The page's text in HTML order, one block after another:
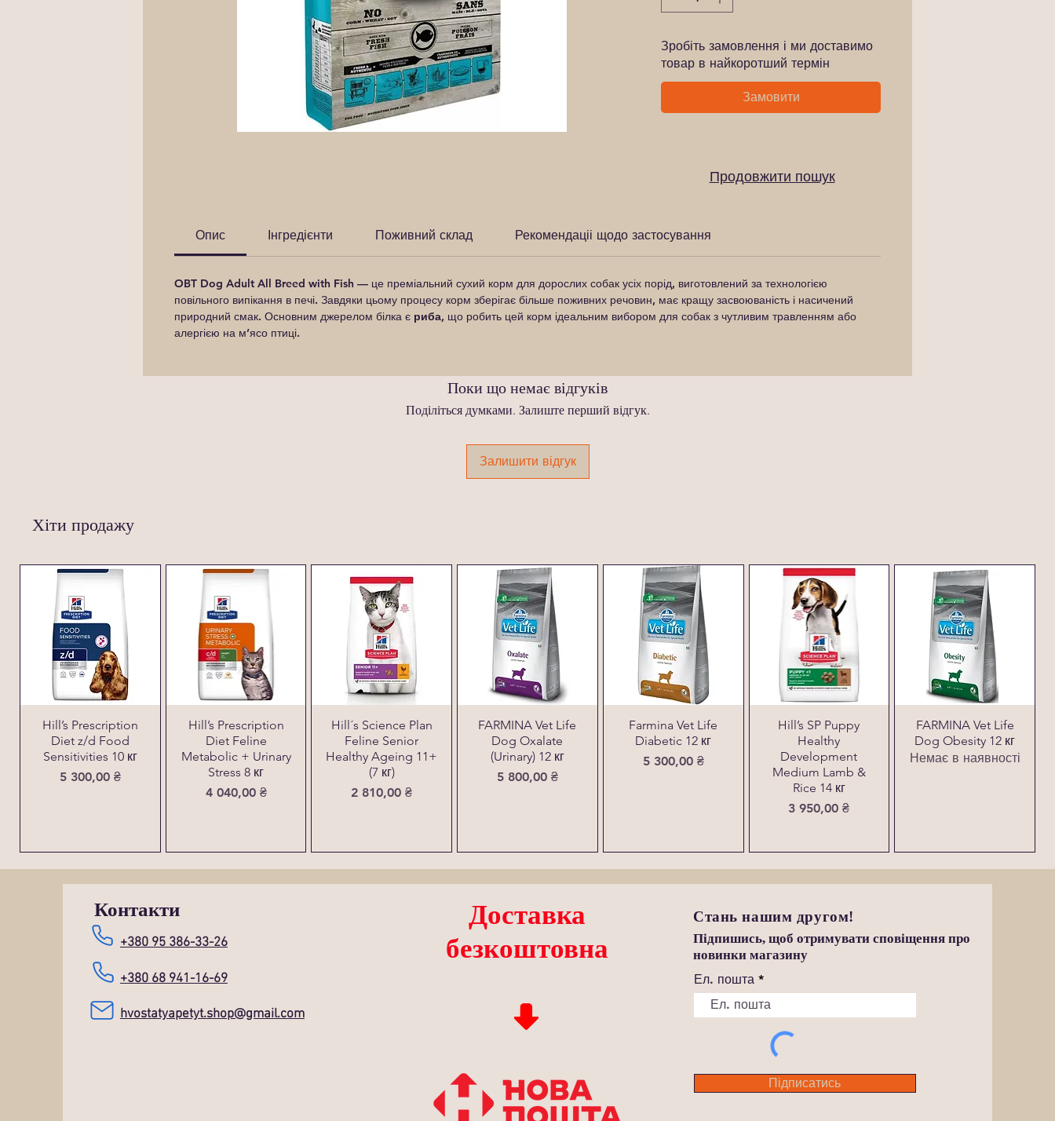
Зробіть замовлення і ми доставимо
товар в найкоротший термін
Замовити
Опис Інгредієнти Поживний склад Рекомендаціі щодо застосування
OBT Dog Adult All Breed with Fish — це преміальний сухий корм для дорослих собак усіх порід, виготовлений за технологією
повільного випікання в печі. Завдяки цьому процесу корм зберігає більше поживних речовин, має кращу засвоюваність і насичений
природний смак. Основним джерелом білка є риба, що робить цей корм ідеальним вибором для собак з чутливим травленням або
алергією на м’ясо птиці.
Поки що немає відгуків
Поділіться думками. Залиште перший відгук.
Залишити відгук
Продовжити пошук
Хіти продажу
Hill’s Prescription
Diet z/d Food
Sensitivities 10 кг
Ціна
5 300,00 ₴
Hill’s Prescription
Diet Feline
Metabolic + Urinary
Stress 8 кг
Ціна
4 040,00 ₴
Hill´s Science Plan
Feline Senior
Healthy Ageing 11+
(7 кг)
Ціна
2 810,00 ₴
FARMINA Vet Life
Dog Oxalate
(Urinary) 12 кг
Ціна
5 800,00 ₴
Farmina Vet Life
Diabetic 12 кг
Ціна
5 300,00 ₴
Hill’s SP Puppy
Healthy
Development
Medium Lamb &
Rice 14 кг
Ціна
3 950,00 ₴
FARMINA Vet Life
Dog Obesity 12 кг
Немає в наявності
Контакти
+380 95 386-33-26
+380 68 941-16-69
hvostatyapetyt.shop@gmail.com
Доставка
безкоштовна
Стань нашим другом!
Підпишись, щоб отримувати сповіщення про
новинки магазину
Ел. пошта
Підписатись